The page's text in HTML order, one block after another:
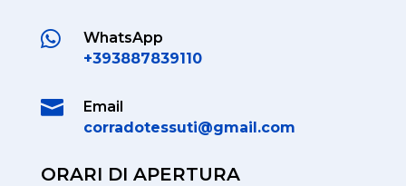

WhatsApp
+393887839110

Email
corradotessuti@gmail.com
ORARI DI APERTURA